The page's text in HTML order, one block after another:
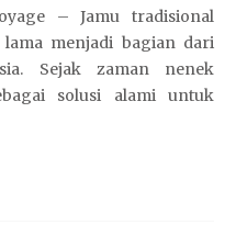
– Jamu tradisional
menjadi bagian dari
Sejak zaman nenek
solusi alami untuk